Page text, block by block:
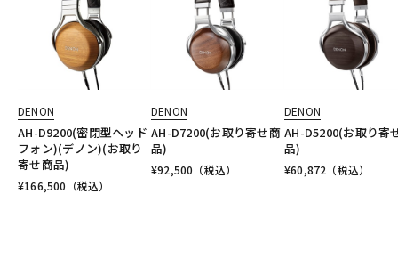
DENON
AH-D9200(密閉型ヘッド
フォン)(デノン)(お取り
寄せ商品)
¥166,500 （税込）
DENON
AH-D7200(お取り寄せ商
品)
¥92,500 （税込）
DENON
AH-D5200(お取り寄
品)
¥60,872 （税込）